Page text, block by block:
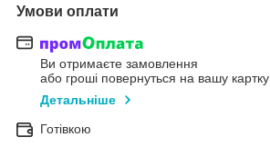
Умови оплати
Ви отримаєте замовлення
або гроші повернуться на вашу картку
Детальніше
Готівкою